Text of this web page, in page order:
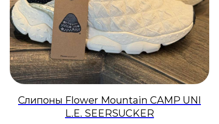
Слипоны Flower Mountain CAMP UNI
L.E. SEERSUCKER